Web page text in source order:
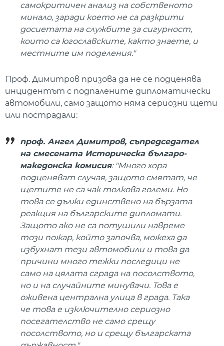
самокритичен анализ на собственото
минало, заради което не са разкрити
досиетата на службите за сигурност,
които са югославските, както знаете, и
местните им поделения."
Проф. Димитров призова да не се подценява
инцидентът с подпалените дипломатически
автомобили, само защото няма сериозни щети
или пострадали:
проф. Ангел Димитров, съпредседател
на смесената Историческа българо-
македонска комисия: "Много хора
подценяват случая, защото смятат, че
щетите не са чак толкова големи. Но
това се дължи единствено на бързата
реакция на българските дипломати.
Защото ако не са потушили навреме
този пожар, който започва, можеха да
избухнат тези автомобили и това да
причини много тежки последици не
само на цялата сграда на посолството,
но и на случайните минувачи. Това е
оживена централна улица в града. Така
че това е изключително сериозно
посегателство не само срещу
посолството, но и срещу българската